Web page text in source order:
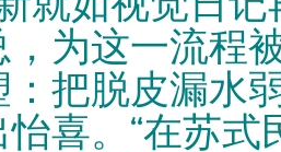
为这一流程
把脱皮漏水
喜。“在苏式